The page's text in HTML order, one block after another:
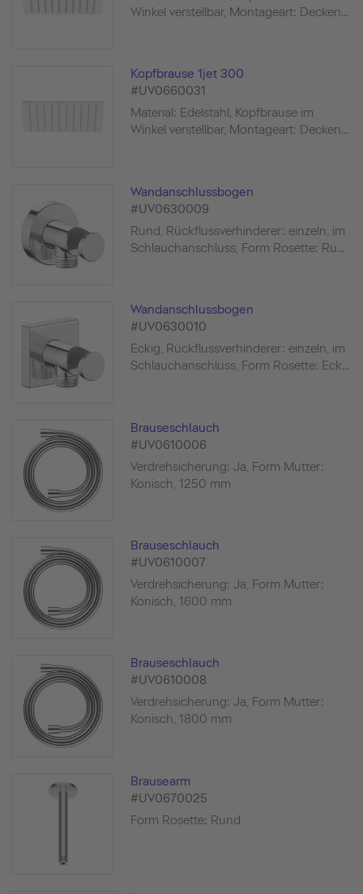
Winkel verstellbar, Montageart: Decken...
Kopfbrause 1jet 300
#UV0660031
Material: Edelstahl, Kopfbrause im
Winkel verstellbar, Montageart: Decken...
Wandanschlussbogen
#UV0630009
Rund, Rückflussverhinderer: einzeln, im
Schlauchanschluss, Form Rosette: Ru...
Wandanschlussbogen
#UV0630010
Eckig, Rückflussverhinderer: einzeln, im
Schlauchanschluss, Form Rosette: Eck...
Brauseschlauch
#UV0610006
Verdrehsicherung: Ja, Form Mutter:
Konisch, 1250 mm
Brauseschlauch
#UV0610007
Verdrehsicherung: Ja, Form Mutter:
Konisch, 1600 mm
Brauseschlauch
#UV0610008
Verdrehsicherung: Ja, Form Mutter:
Konisch, 1800 mm
Brausearm
#UV0670025
Form Rosette: Rund